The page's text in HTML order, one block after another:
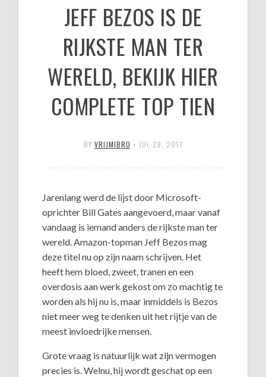
JEFF BEZOS IS DE
RIJKSTE MAN TER
WERELD, BEKIJK HIER
COMPLETE TOP TIEN
BY VRIJMIBRO • JUL 28, 2017
Jarenlang werd de lijst door Microsoft-
oprichter Bill Gates aangevoerd, maar vanaf
vandaag is iemand anders de rijkste man ter
wereld. Amazon-topman Jeff Bezos mag
deze titel nu op zijn naam schrijven. Het
heeft hem bloed, zweet, tranen en een
overdosis aan werk gekost om zo machtig te
worden als hij nu is, maar inmiddels is Bezos
niet meer weg te denken uit het rijtje van de
meest invloedrijke mensen.
Grote vraag is natuurlijk wat zijn vermogen
precies is. Welnu, hij wordt geschat op een